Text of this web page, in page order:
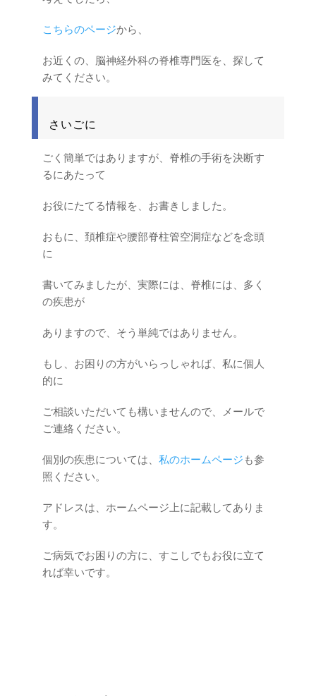
こちらのページから、
お近くの、脳神経外科の脊椎専門医を、探して
みてください。
さいごに
ごく簡単ではありますが、脊椎の手術を決断す
るにあたって
お役にたてる情報を、お書きしました。
おもに、頚椎症や腰部脊柱管空洞症などを念頭
に
書いてみましたが、実際には、脊椎には、多く
の疾患が
ありますので、そう単純ではありません。
もし、お困りの方がいらっしゃれば、私に個人
的に
ご相談いただいても構いませんので、メールで
ご連絡ください。
個別の疾患については、 私のホームページ も参
照ください。
アドレスは、ホームページ上に記載してありま
す。
ご病気でお困りの方に、すこしでもお役に立て
れば幸いです。